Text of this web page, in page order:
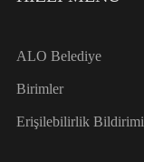
ALO Belediye
Birimler
Erişilebilirlik Bildirimi